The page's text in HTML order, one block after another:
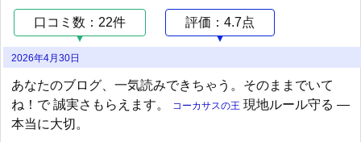
口コミ数：22件 評価：4.7点
2026年4月30日
あなたのブログ、一気読みできちゃう。そのままでいて
ね！で 誠実さもらえます。
コーカサスの王 現地ルール守る —
本当に大切。